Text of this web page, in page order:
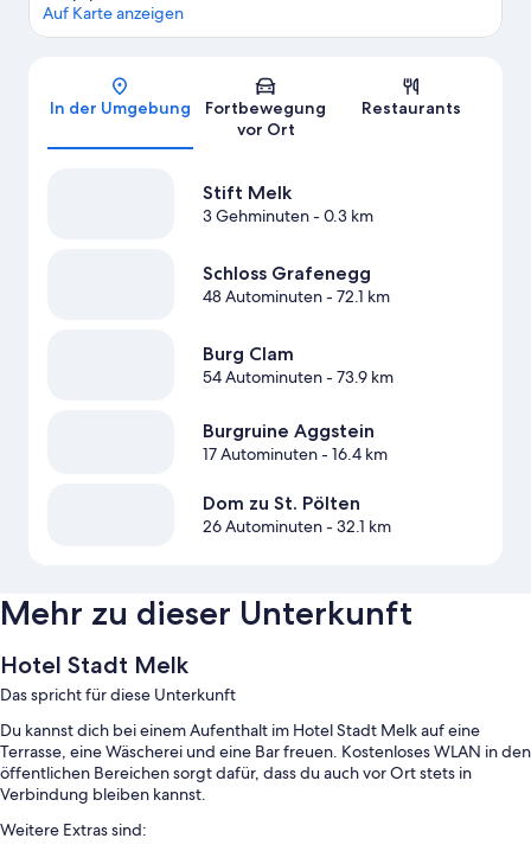
Karte
Auf Karte anzeigen
In der Umgebung
Fortbewegung
vor Ort
Restaurants
Stift Melk
3 Gehminuten- 0.3 km
Schloss Grafenegg
48 Autominuten- 72.1 km
Burg Clam
54 Autominuten- 73.9 km
Burgruine Aggstein
17 Autominuten- 16.4 km
Dom zu St. Pölten
26 Autominuten- 32.1 km
Mehr zu dieser Unterkunft
Hotel Stadt Melk
Das spricht für diese Unterkunft
Du kannst dich bei einem Aufenthalt im Hotel Stadt Melk auf eine
Terrasse, eine Wäscherei und eine Bar freuen. Kostenloses WLAN in den
öffentlichen Bereichen sorgt dafür, dass du auch vor Ort stets in
Verbindung bleiben kannst.
Weitere Extras sind: